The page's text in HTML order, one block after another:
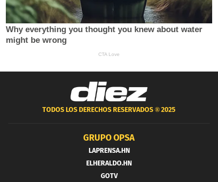
TODOS LOS DERECHOS RESERVADOS ®2025
GRUPO OPSA
LAPRENSA.HN
ELHERALDO.HN
GOTV